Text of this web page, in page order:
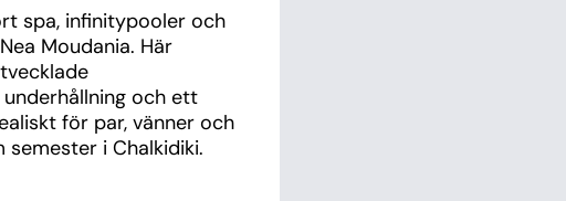
spa, infinitypooler och
Moudania. Här
och ett
för par, vänner och
semester i Chalkidiki.